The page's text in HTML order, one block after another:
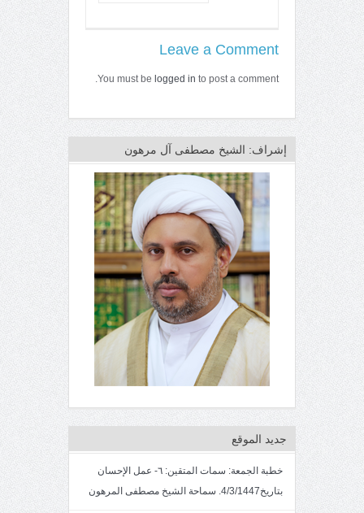
Leave a Comment
You must be logged in to post a comment.
إشراف: الشيخ مصطفى آل مرهون
جديد الموقع
خطبة الجمعة: سمات المتقين: ٦- عمل الإحسان
بتاريخ4/3/1447. سماحة الشيخ مصطفى المرهون